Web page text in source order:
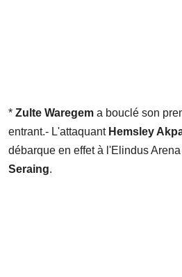
* Zulte Waregem a bouclé son
entrant.- L'attaquant Hemsley
débarque en effet à l'Elindus
Seraing.